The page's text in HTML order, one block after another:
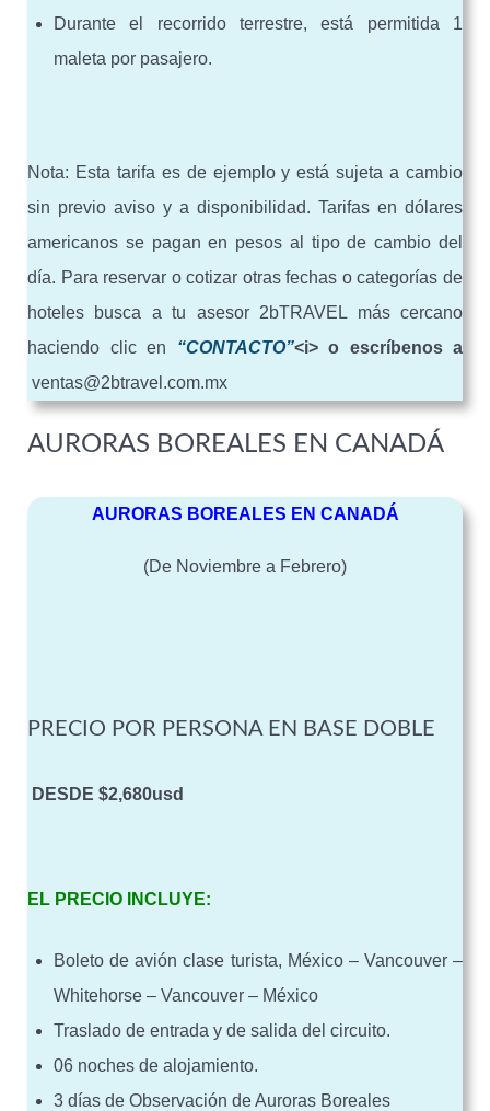
Durante el recorrido terrestre, está permitida 1
maleta por pasajero.
Nota: Esta tarifa es de ejemplo y está sujeta a cambio
sin previo aviso y a disponibilidad. Tarifas en dólares
americanos se pagan en pesos al tipo de cambio del
día. Para reservar o cotizar otras fechas o categorías de
hoteles busca a tu asesor 2bTRAVEL más cercano
haciendo clic en “CONTACTO”<i> o escríbenos a
ventas@2btravel.com.mx
AURORAS BOREALES EN CANADÁ
AURORAS BOREALES EN CANADÁ
(De Noviembre a Febrero)
PRECIO POR PERSONA EN BASE DOBLE
DESDE $2,680usd
EL PRECIO INCLUYE:
Boleto de avión clase turista, México – Vancouver –
Whitehorse – Vancouver – México
Traslado de entrada y de salida del circuito.
06 noches de alojamiento.
3 días de Observación de Auroras Boreales